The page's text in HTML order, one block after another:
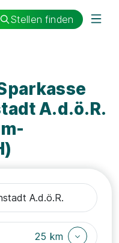
Stellen finden
A.d.ö.R.
25 km